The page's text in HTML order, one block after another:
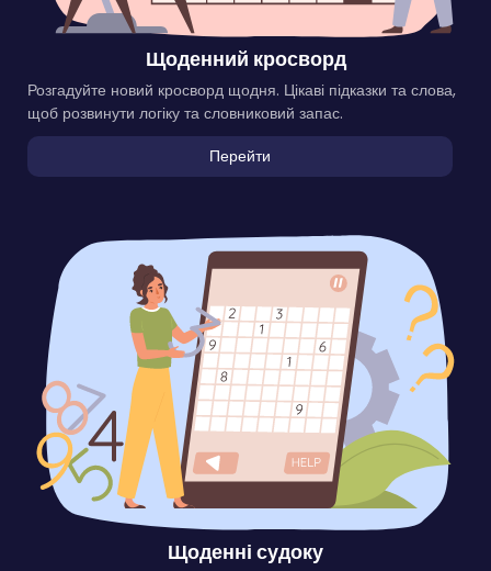
Щоденний кросворд
Розгадуйте новий кросворд щодня. Цікаві підказки та слова,
щоб розвинути логіку та словниковий запас.
Перейти
Щоденні судоку